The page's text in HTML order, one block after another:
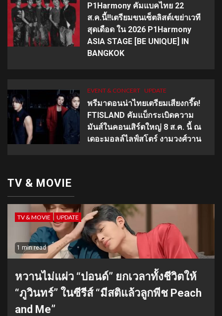
P1Harmony คัมแบคไทย 22
ส.ค.นี้!!เตรียมขนเซ็ตลิสต์เขย่าเวที
สุดเดือด ใน 2026 P1Harmony
ASIA STAGE [BE UNIQUE] IN
BANGKOK
EVENT & CONCERT UPDATE
พรีมาดอนน่าไทยเตรียมเสียงกรี๊ด!
FTISLAND คัมแบ็กระเบิดความ
มันส์ในคอนเสิร์ตใหญ่ 8 ส.ค. นี้ ณ
เดอะมอลล์ไลฟ์สโตร์ งามวงศ์วาน
TV & MOVIE
TV & MOVIE UPDATE
1 min read
หวานไม่แผ่ว “ปอนด์” ยกเวลาทั้งชีวิตให้
“ภูวินทร์” ในซีรีส์ “มีสติแล้วลูกพีช Peach
and Me”